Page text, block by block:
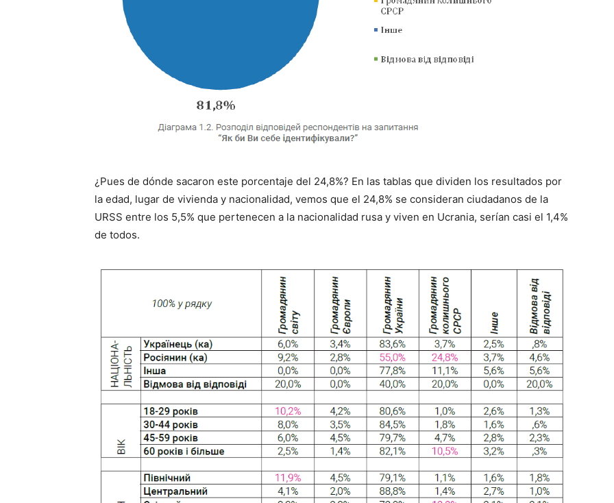
¿Pues de dónde sacaron este porcentaje del 24,8%? En las tablas que dividen los resultados por
la edad, lugar de vivienda y nacionalidad, vemos que el 24,8% se consideran ciudadanos de la
URSS entre los 5,5% que pertenecen a la nacionalidad rusa y viven en Ucrania, serían casi el 1,4%
de todos.